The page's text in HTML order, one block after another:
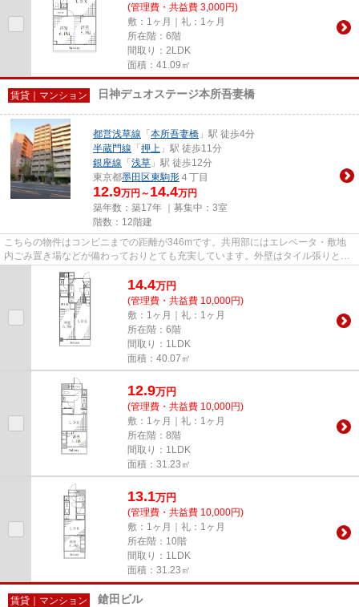
(管理費・共益費 3,000円)
敷：1ヶ月｜礼：1ヶ月
所在階：6階
間取り：2LDK
面積：41.09㎡
賃貸｜マンション 日神デュオステージ本所吾妻橋
都営浅草線 「 本所吾妻橋 」駅 徒歩4分
半蔵門線 「 押上 」駅 徒歩11分
銀座線 「 浅草 」駅 徒歩12分
東京都墨田区東駒形 ４丁目
12.9万円～ 14.4万円
築年数：築17年 ｜募集中： 3室
階数：12階建
こちらの物件はコンビニまでの距離が346mです。共用部にはエレベータ・敷地
内ごみ置き場などが備わっておりとても充実しています。外壁はタイル張りとな
っていて、きれいな外観をして...
14.4万円
(管理費・共益費 10,000円)
敷：1ヶ月｜礼：1ヶ月
所在階：6階
間取り：1LDK
面積：40.07㎡
12.9万円
(管理費・共益費 10,000円)
敷：1ヶ月｜礼：1ヶ月
所在階：8階
間取り：1LDK
面積：31.23㎡
13.1万円
(管理費・共益費 10,000円)
敷：1ヶ月｜礼：1ヶ月
所在階：10階
間取り：1LDK
面積：31.23㎡
賃貸｜マンション 鎗田ビル